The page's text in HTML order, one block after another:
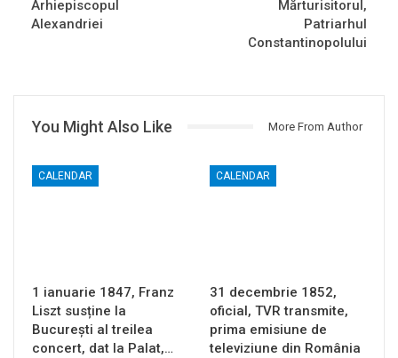
Arhiepiscopul
Alexandriei
Mărturisitorul,
Patriarhul
Constantinopolului
You Might Also Like More From Author
CALENDAR
1 ianuarie 1847, Franz
Liszt susține la
București al treilea
concert, dat la Palat,…
CALENDAR
31 decembrie 1852,
oficial, TVR transmite,
prima emisiune de
televiziune din România